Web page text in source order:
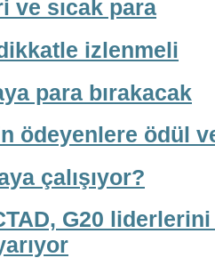
ve sıcak para
izlenmeli
para bırakacak
ödeyenlere ödül
çalışıyor?
G20